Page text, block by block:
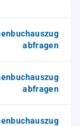
abfragen
abfragen